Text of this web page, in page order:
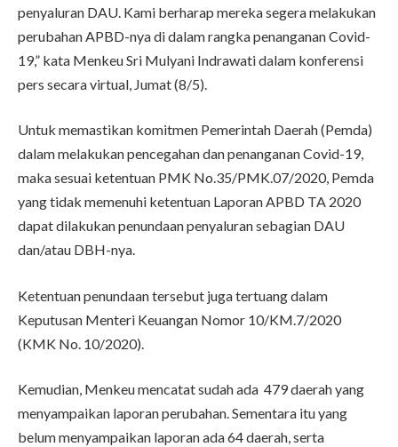
penyaluran DAU. Kami berharap mereka segera melakukan
perubahan APBD-nya di dalam rangka penanganan Covid-
19,” kata Menkeu Sri Mulyani Indrawati dalam konferensi
pers secara virtual, Jumat (8/5).
Untuk memastikan komitmen Pemerintah Daerah (Pemda)
dalam melakukan pencegahan dan penanganan Covid-19,
maka sesuai ketentuan PMK No.35/PMK.07/2020, Pemda
yang tidak memenuhi ketentuan Laporan APBD TA 2020
dapat dilakukan penundaan penyaluran sebagian DAU
dan/atau DBH-nya.
Ketentuan penundaan tersebut juga tertuang dalam
Keputusan Menteri Keuangan Nomor 10/KM.7/2020
(KMK No. 10/2020).
Kemudian, Menkeu mencatat sudah ada 479 daerah yang
menyampaikan laporan perubahan. Sementara itu yang
belum menyampaikan laporan ada 64 daerah, serta